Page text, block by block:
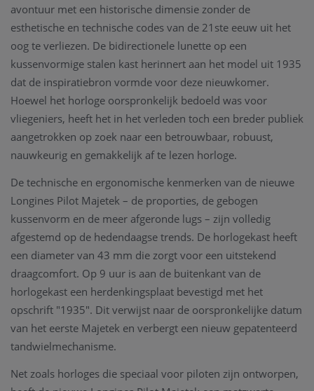
avontuur met een historische dimensie zonder de
esthetische en technische codes van de 21ste eeuw uit het
oog te verliezen. De bidirectionele lunette op een
kussenvormige stalen kast herinnert aan het model uit 1935
dat de inspiratiebron vormde voor deze nieuwkomer.
Hoewel het horloge oorspronkelijk bedoeld was voor
vliegeniers, heeft het in het verleden toch een breder publiek
aangetrokken op zoek naar een betrouwbaar, robuust,
nauwkeurig en gemakkelijk af te lezen horloge.
De technische en ergonomische kenmerken van de nieuwe
Longines Pilot Majetek – de proporties, de gebogen
kussenvorm en de meer afgeronde lugs – zijn volledig
afgestemd op de hedendaagse trends. De horlogekast heeft
een diameter van 43 mm die zorgt voor een uitstekend
draagcomfort. Op 9 uur is aan de buitenkant van de
horlogekast een herdenkingsplaat bevestigd met het
opschrift "1935". Dit verwijst naar de oorspronkelijke datum
van het eerste Majetek en verbergt een nieuw gepatenteerd
tandwielmechanisme.
Net zoals horloges die speciaal voor piloten zijn ontworpen,